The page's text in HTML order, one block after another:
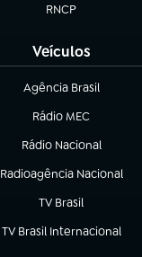
RNCP
(abre em nova aba)
Veículos
Agência Brasil
(abre em nova aba)
Rádio MEC
(abre em nova aba)
Rádio Nacional
Radioagência Nacional
(abre em nova aba)
TV Brasil
(abre em nova aba)
TV Brasil Internacional
(abre em nova aba)